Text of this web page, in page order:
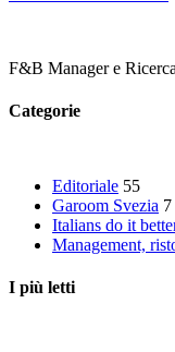
F&B Manager e
Categorie
Editoriale 55
Garoom Svezia 7
Italians do it
Management,
I più letti